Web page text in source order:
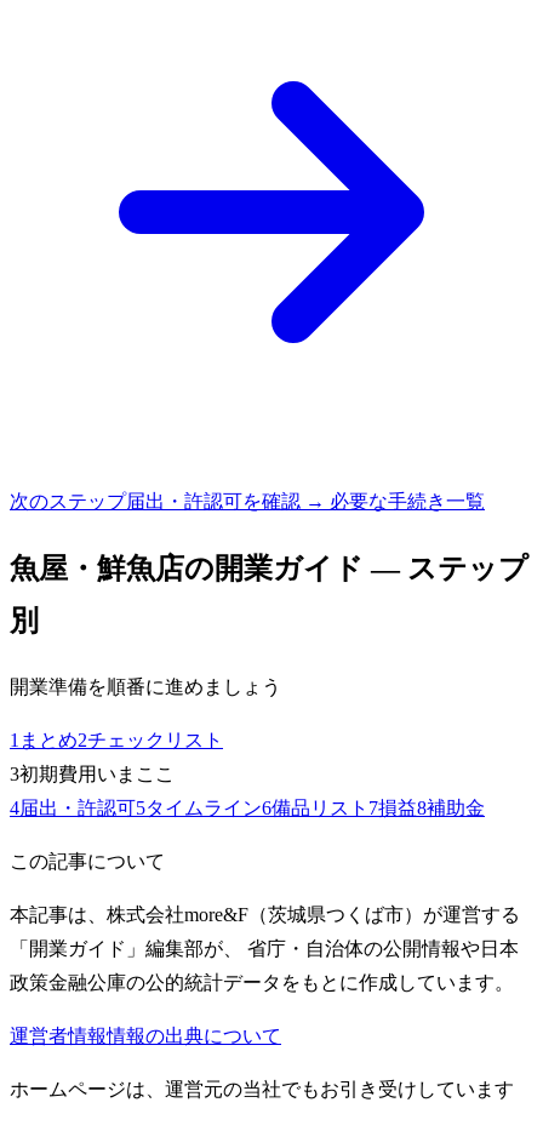
次のステップ届出・許認可を確認 → 必要な手続き一覧
魚屋・鮮魚店の開業ガイド — ステップ
別
開業準備を順番に進めましょう
1 まとめ2チェックリスト
3初期費用 いまここ
4届出・許認可5タイムライン6備品リスト 7損益8補助金
この記事について
本記事は、株式会社more&F（茨城県つくば市）が運営する
「開業ガイド」編集部が、 省庁・自治体の公開情報や日本
政策金融公庫の公的統計データをもとに作成しています。
運営者情報情報の出典について
ホームページは、運営元の当社でもお引き受けしています